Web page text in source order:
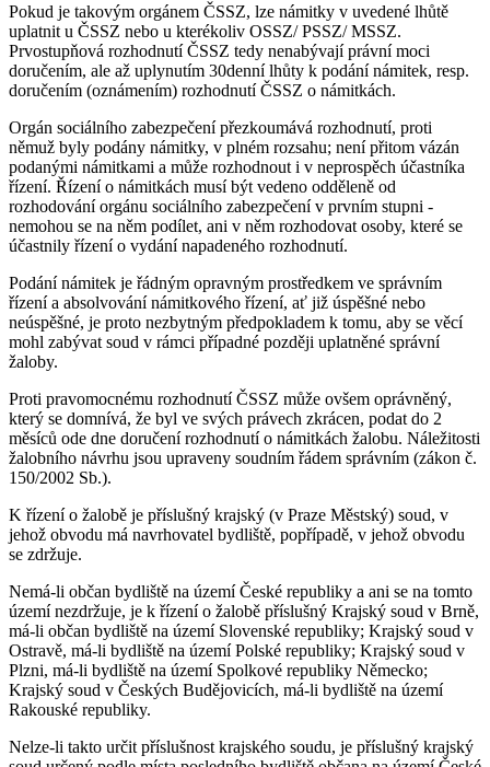
Pokud je takovým orgánem ČSSZ, lze námitky v uvedené lhůtě
uplatnit u ČSSZ nebo u kterékoliv OSSZ/ PSSZ/ MSSZ.
Prvostupňová rozhodnutí ČSSZ tedy nenabývají právní moci
doručením, ale až uplynutím 30denní lhůty k podání námitek, resp.
doručením (oznámením) rozhodnutí ČSSZ o námitkách.
Orgán sociálního zabezpečení přezkoumává rozhodnutí, proti
němuž byly podány námitky, v plném rozsahu; není přitom vázán
podanými námitkami a může rozhodnout i v neprospěch účastníka
řízení. Řízení o námitkách musí být vedeno odděleně od
rozhodování orgánu sociálního zabezpečení v prvním stupni -
nemohou se na něm podílet, ani v něm rozhodovat osoby, které se
účastnily řízení o vydání napadeného rozhodnutí.
Podání námitek je řádným opravným prostředkem ve správním
řízení a absolvování námitkového řízení, ať již úspěšné nebo
neúspěšné, je proto nezbytným předpokladem k tomu, aby se věcí
mohl zabývat soud v rámci případné později uplatněné správní
žaloby.
Proti pravomocnému rozhodnutí ČSSZ může ovšem oprávněný,
který se domnívá, že byl ve svých právech zkrácen, podat do 2
měsíců ode dne doručení rozhodnutí o námitkách žalobu. Náležitosti
žalobního návrhu jsou upraveny soudním řádem správním (zákon č.
150/2002 Sb.).
K řízení o žalobě je příslušný krajský (v Praze Městský) soud, v
jehož obvodu má navrhovatel bydliště, popřípadě, v jehož obvodu
se zdržuje.
Nemá-li občan bydliště na území České republiky a ani se na tomto
území nezdržuje, je k řízení o žalobě příslušný Krajský soud v Brně,
má-li občan bydliště na území Slovenské republiky; Krajský soud v
Ostravě, má-li bydliště na území Polské republiky; Krajský soud v
Plzni, má-li bydliště na území Spolkové republiky Německo;
Krajský soud v Českých Budějovicích, má-li bydliště na území
Rakouské republiky.
Nelze-li takto určit příslušnost krajského soudu, je příslušný krajský